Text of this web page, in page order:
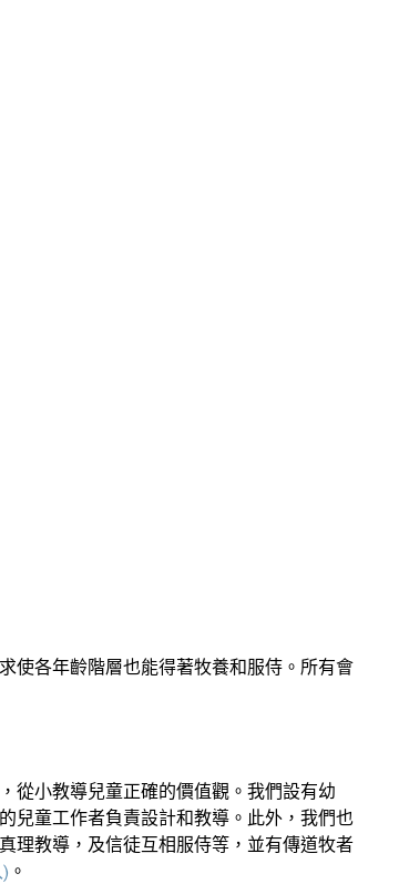
使各年齡階層也能得著牧養和服侍。所有會
從小教導兒童正確的價值觀。我們設有幼
兒童工作者負責設計和教導。此外，我們也
理教導，及信徒互相服侍等，並有傳道牧者
。